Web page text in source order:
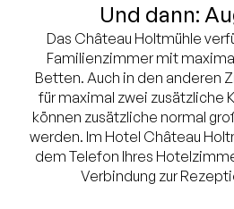
Und dann:
Das Château Holtmühle
Familienzimmer mit
Betten. Auch in den anderen
für maximal zwei zusätzliche
können zusätzliche normal
werden. Im Hotel Château
dem Telefon Ihres
Verbindung zur